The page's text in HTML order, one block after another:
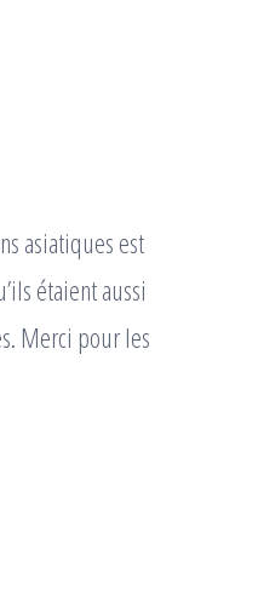
asiatiques est
étaient aussi
Merci pour les